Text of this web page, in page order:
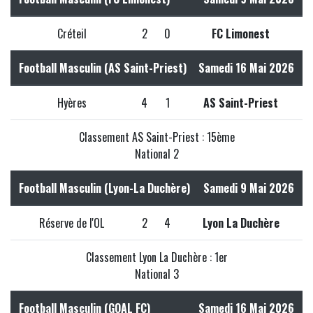
Créteil 2 0 FC Limonest
Football Masculin (AS Saint-Priest) Samedi 16 Mai 2026
Hyères 4 1 AS Saint-Priest
Classement AS Saint-Priest : 15ème
National 2
Football Masculin (Lyon-La Duchère) Samedi 9 Mai 2026
Réserve de l'OL 2 4 Lyon La Duchère
Classement Lyon La Duchère : 1er
National 3
Football Masculin (GOAL FC) Samedi 16 Mai 2026